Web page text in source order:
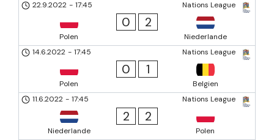
Nations League
22.9.2022 - 17:45
Polen
0 2
Niederlande
Nations League
14.6.2022 - 17:45
Polen
0 1
Belgien
Nations League
11.6.2022 - 17:45
Niederlande
2 2
Polen